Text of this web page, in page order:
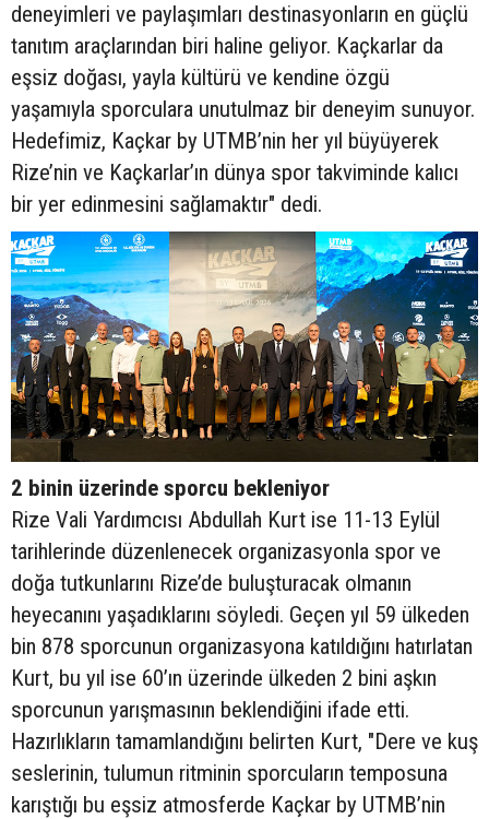
deneyimleri ve paylaşımları destinasyonların en güçlü
tanıtım araçlarından biri haline geliyor. Kaçkarlar da
eşsiz doğası, yayla kültürü ve kendine özgü
yaşamıyla sporculara unutulmaz bir deneyim sunuyor.
Hedefimiz, Kaçkar by UTMB’nin her yıl büyüyerek
Rize’nin ve Kaçkarlar’ın dünya spor takviminde kalıcı
bir yer edinmesini sağlamaktır" dedi.
2 binin üzerinde sporcu bekleniyor
Rize Vali Yardımcısı Abdullah Kurt ise 11-13 Eylül
tarihlerinde düzenlenecek organizasyonla spor ve
doğa tutkunlarını Rize’de buluşturacak olmanın
heyecanını yaşadıklarını söyledi. Geçen yıl 59 ülkeden
bin 878 sporcunun organizasyona katıldığını hatırlatan
Kurt, bu yıl ise 60’ın üzerinde ülkeden 2 bini aşkın
sporcunun yarışmasının beklendiğini ifade etti.
Hazırlıkların tamamlandığını belirten Kurt, "Dere ve kuş
seslerinin, tulumun ritminin sporcuların temposuna
karıştığı bu eşsiz atmosferde Kaçkar by UTMB’nin